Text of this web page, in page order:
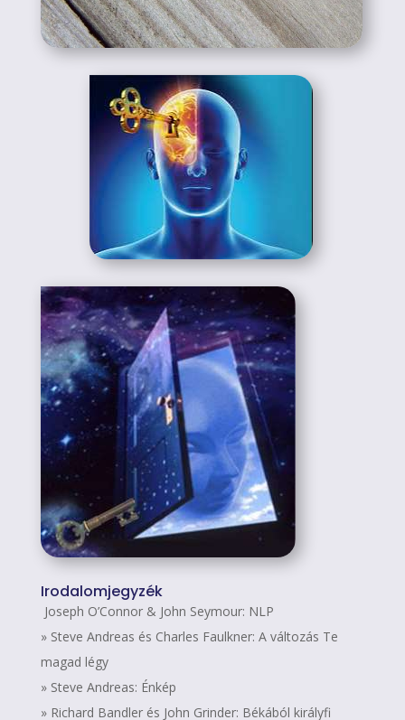
Irodalomjegyzék
Joseph O’Connor & John Seymour: NLP
» Steve Andreas és Charles Faulkner: A változás Te
magad légy
» Steve Andreas: Énkép
» Richard Bandler és John Grinder: Békából királyfi